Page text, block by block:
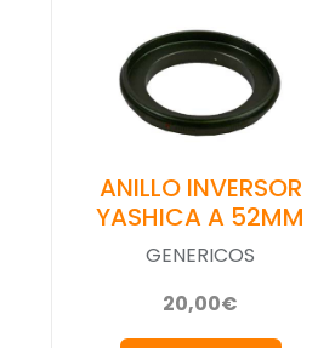
ANILLO INVERSOR
YASHICA A 52MM
GENERICOS
20,00€